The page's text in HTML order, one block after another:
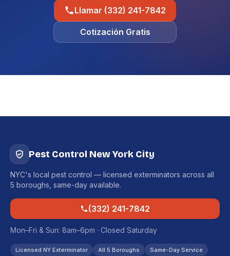
Llamar (332) 241-7842
Cotización Gratis
Pest Control New York City
NYC's local pest control — licensed exterminators across all
5 boroughs, same-day available.
(332) 241-7842
Mon–Fri & Sun: 8am–6pm · Closed Saturday
Licensed NY Exterminator All 5 Boroughs Same-Day Service